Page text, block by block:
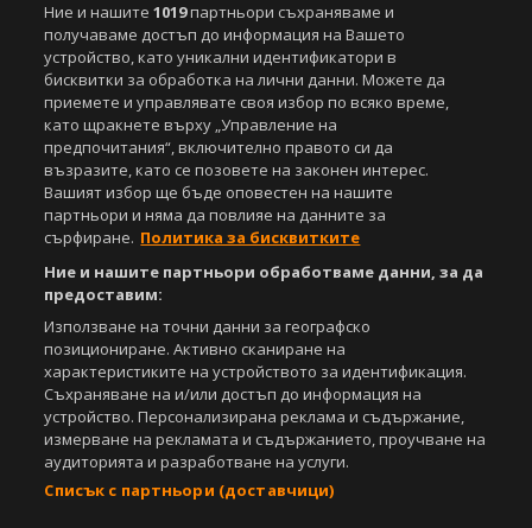
Ние и нашите1019партньори съхраняваме и
получаваме достъп до информация на Вашето
устройство, като уникални идентификатори в
бисквитки за обработка на лични данни. Можете да
приемете и управлявате своя избор по всяко време,
като щракнете върху „Управление на
предпочитания“, включително правото си да
възразите, като се позовете на законен интерес.
Вашият избор ще бъде оповестен на нашите
партньори и няма да повлияе на данните за
сърфиране. Политика за бисквитките
Ние и нашите партньори обработваме данни, за да
предоставим:
Използване на точни данни за географско
позициониране. Активно сканиране на
характеристиките на устройството за идентификация.
Съхраняване на и/или достъп до информация на
устройство. Персонализирана реклама и съдържание,
измерване на рекламата и съдържанието, проучване на
аудиторията и разработване на услуги.
Списък с партньори (доставчици)